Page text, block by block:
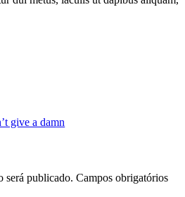
give a damn
será publicado. Campos obrigatórios